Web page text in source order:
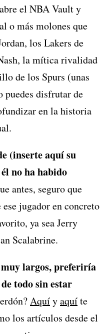
el NBA Vault y
o más molones que
los Lakers de
la mítica rivalidad
de los Spurs (unas
puedes disfrutar de
en la historia
(inserte aquí su
no ha habido
antes, seguro que
jugador en concreto
ya sea Jerry
Scalabrine.
largos, preferiría
todo sin estar
Aquíyaquíte
los artículos desde el